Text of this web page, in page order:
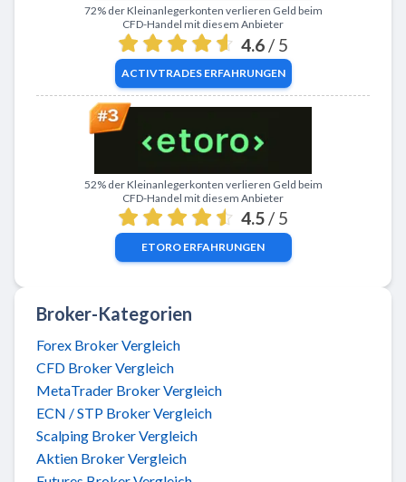
Zu ActivTrades
72% der Kleinanlegerkonten verlieren Geld beim
CFD-Handel mit diesem Anbieter
4.6 / 5
ACTIVTRADESERFAHRUNGEN
Zu eToro
52% der Kleinanlegerkonten verlieren Geld beim
CFD-Handel mit diesem Anbieter
4.5 / 5
ETORO ERFAHRUNGEN
Broker-Kategorien
Forex Broker Vergleich
CFD Broker Vergleich
MetaTrader Broker Vergleich
ECN / STP Broker Vergleich
Scalping Broker Vergleich
Aktien Broker Vergleich